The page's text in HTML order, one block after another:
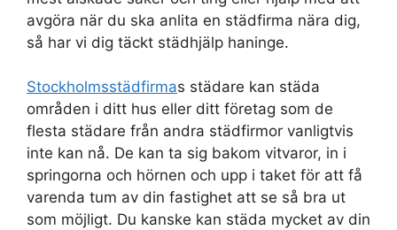
avgöra när du ska anlita en städfirma nära dig,
så har vi dig täckt städhjälp haninge.
Stockholmsstädfirmas städare kan städa
områden i ditt hus eller ditt företag som de
flesta städare från andra städfirmor vanligtvis
inte kan nå. De kan ta sig bakom vitvaror, in i
springorna och hörnen och upp i taket för att få
varenda tum av din fastighet att se så bra ut
som möjligt. Du kanske kan städa mycket av din